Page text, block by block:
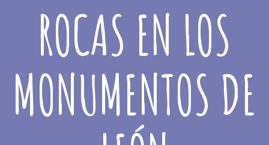
ROCAS EN LOS
MONUMENTOS DE